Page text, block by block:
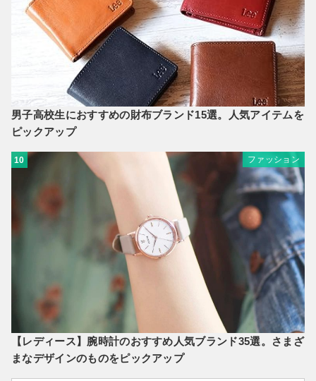
男子高校生におすすめの財布ブランド15選。人気アイテムを
ピックアップ
10 ファッション
【レディース】腕時計のおすすめ人気ブランド35選。さまざ
まなデザインのものをピックアップ